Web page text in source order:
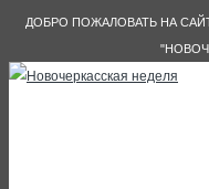
ДОБРО ПОЖАЛОВАТЬ НА